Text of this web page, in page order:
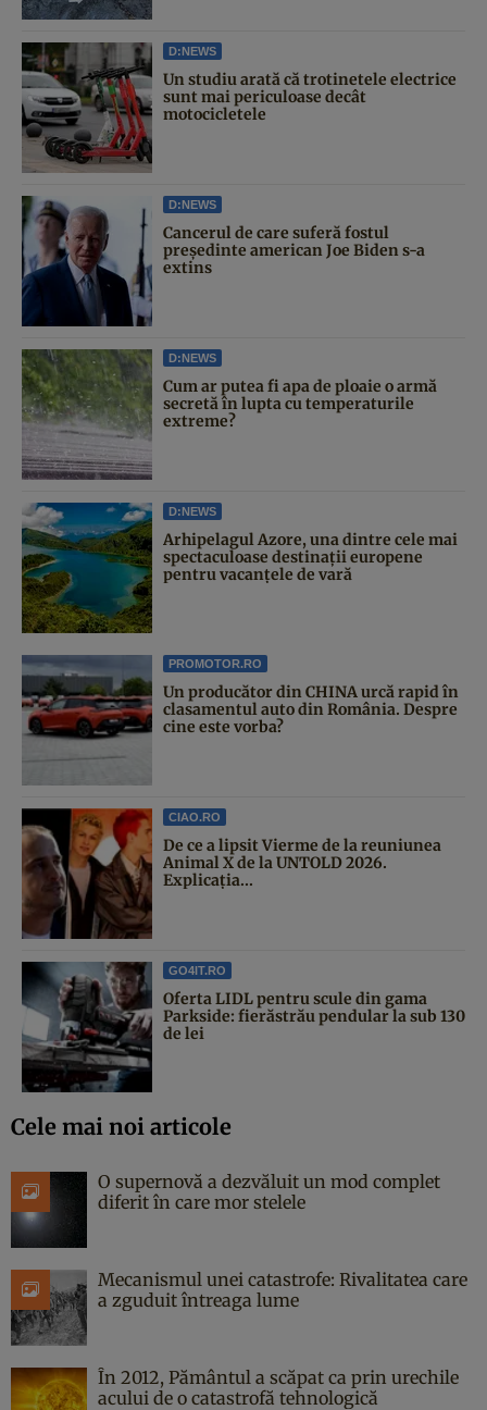
D:NEWS
Un studiu arată că trotinetele electrice
sunt mai periculoase decât
motocicletele
D:NEWS
Cancerul de care suferă fostul
președinte american Joe Biden s-a
extins
D:NEWS
Cum ar putea fi apa de ploaie o armă
secretă în lupta cu temperaturile
extreme?
D:NEWS
Arhipelagul Azore, una dintre cele mai
spectaculoase destinații europene
pentru vacanțele de vară
PROMOTOR.RO
Un producător din CHINA urcă rapid în
clasamentul auto din România. Despre
cine este vorba?
CIAO.RO
De ce a lipsit Vierme de la reuniunea
Animal X de la UNTOLD 2026.
Explicația...
GO4IT.RO
Oferta LIDL pentru scule din gama
Parkside: fierăstrău pendular la sub 130
de lei
Cele mai noi articole
O supernovă a dezvăluit un mod complet
diferit în care mor stelele
Mecanismul unei catastrofe: Rivalitatea care
a zguduit întreaga lume
În 2012, Pământul a scăpat ca prin urechile
acului de o catastrofă tehnologică